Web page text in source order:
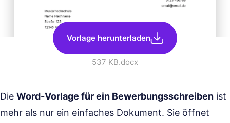
Vorlage herunterladen
537 KB.docx
Die Word-Vorlage für ein Bewerbungsschreiben ist
mehr als nur ein einfaches Dokument. Sie öffnet